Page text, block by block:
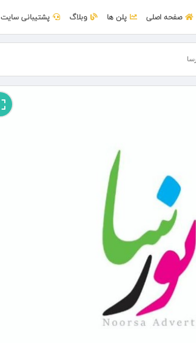
صفحه اصلی پلن ها وبلاگ پشتیبانی سایت